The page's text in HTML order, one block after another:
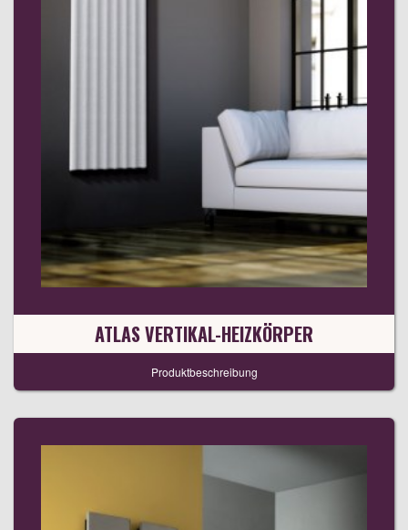
ATLAS VERTIKAL-HEIZKÖRPER
Produktbeschreibung